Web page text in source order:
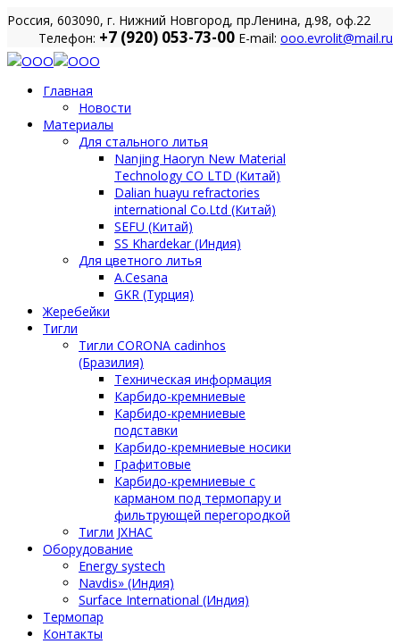
Россия, 603090, г. Нижний Новгород, пр.Ленина, д.98, оф.22
Телефон: +7 (920) 053-73-00 E-mail: ooo.evrolit@mail.ru
Главная
Новости
Материалы
Для стального литья
Nanjing Haoryn New Material
Technology CO LTD (Китай)
Dalian huayu refractories
international Co.Ltd (Китай)
SEFU (Китай)
SS Khardekar (Индия)
Для цветного литья
A.Cesana
GKR (Турция)
Жеребейки
Тигли
Тигли CORONA cadinhos
(Бразилия)
Техническая информация
Карбидо-кремниевые
Карбидо-кремниевые
подставки
Карбидо-кремниевые носики
Графитовые
Карбидо-кремниевые с
карманом под термопару и
фильтрующей перегородкой
Тигли JXHAC
Оборудование
Energy systech
Navdis» (Индия)
Surface International (Индия)
Термопар
Контакты